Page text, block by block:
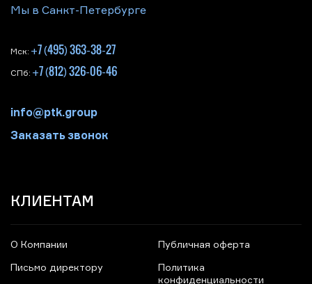
Мы в Санкт-Петербурге
Мск: +7 (495) 363-38-27
СПб: +7 (812) 326-06-46
info@ptk.group
Заказать звонок
КЛИЕНТАМ
О Компании
Письмо директору
Публичная оферта
Политика
конфиденциальности